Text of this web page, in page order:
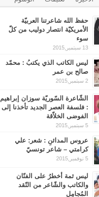
حفظ الله شاعرتنا العربيّة
الأمريكيّة انتصار دوليب من كلّ
سوء
13 سبتمبر,2015
ليس الكاتب الذي يكتبُ : محمّد
صالح بن عمر
2 سبتمبر,2015
الشّاعرة السّوريّة سوزان إبراهيم
: فلسفة العصر الجديد تأخذنا إلى
الفوضى الخلاّقة
5 سبتمبر,2015
عروس المدائنِ : شعر: علي
كرامتي – شاعر تونسيّ
5 نوفمبر,2015
ليس ثمة أخطرُ على الفنّان
والكاتب والشّاعر من النّقد
المُجامِل